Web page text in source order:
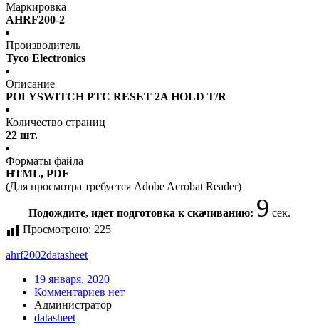
Маркировка
AHRF200-2
Производитель
Tyco Electronics
Описание
POLYSWITCH PTC RESET 2A HOLD T/R
Количество страниц
22 шт.
Форматы файла
HTML, PDF
(Для просмотра требуется Adobe Acrobat Reader)
Подождите, идет подготовка к скачиванию: 9 сек.
Просмотрено: 225
ahrf2002datasheet
19 января, 2020
Комментариев нет
Администратор
datasheet